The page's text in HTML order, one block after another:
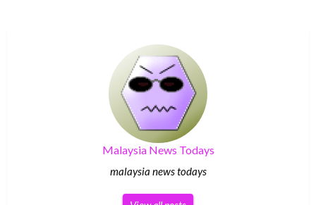
Malaysia News Todays
malaysia news todays